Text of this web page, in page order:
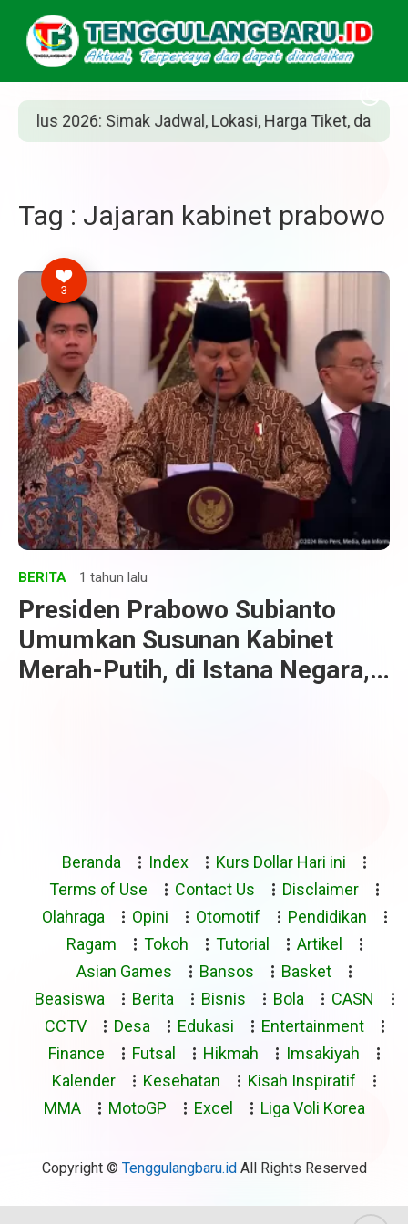
2026: Simak Jadwal, Lokasi, Harga Tiket, dan Cara
Tag : Jajaran kabinet prabowo
3
BERITA 1 tahun lalu
Presiden Prabowo Subianto
Umumkan Susunan Kabinet
Merah-Putih, di Istana Negara,
Beranda Index
Kurs Dollar Hari ini
Terms of Use
Contact Us
Disclaimer
Olahraga
Opini Otomotif
Pendidikan
Ragam
Tokoh Tutorial
Artikel
Asian Games
Bansos
Basket
Beasiswa
Berita Bisnis Bola
CASN
CCTV
Desa Edukasi
Entertainment
Finance
Futsal Hikmah
Imsakiyah
Kalender
Kesehatan
Kisah Inspiratif
MMA
MotoGP Excel Liga Voli Korea
Copyright © Tenggulangbaru.idAll Rights Reserved